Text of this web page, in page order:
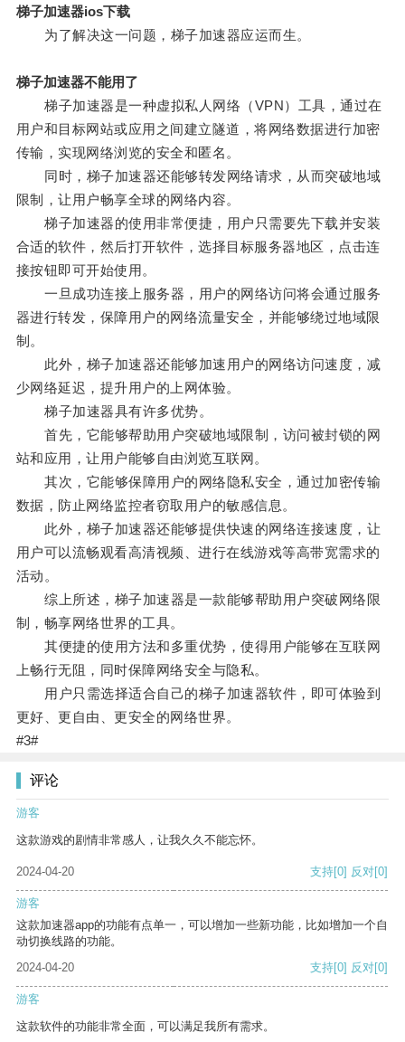
梯子加速器ios下载
为了解决这一问题，梯子加速器应运而生。
梯子加速器不能用了
梯子加速器是一种虚拟私人网络（VPN）工具，通过在
用户和目标网站或应用之间建立隧道，将网络数据进行加密
传输，实现网络浏览的安全和匿名。
同时，梯子加速器还能够转发网络请求，从而突破地域
限制，让用户畅享全球的网络内容。
梯子加速器的使用非常便捷，用户只需要先下载并安装
合适的软件，然后打开软件，选择目标服务器地区，点击连
接按钮即可开始使用。
一旦成功连接上服务器，用户的网络访问将会通过服务
器进行转发，保障用户的网络流量安全，并能够绕过地域限
制。
此外，梯子加速器还能够加速用户的网络访问速度，减
少网络延迟，提升用户的上网体验。
梯子加速器具有许多优势。
首先，它能够帮助用户突破地域限制，访问被封锁的网
站和应用，让用户能够自由浏览互联网。
其次，它能够保障用户的网络隐私安全，通过加密传输
数据，防止网络监控者窃取用户的敏感信息。
此外，梯子加速器还能够提供快速的网络连接速度，让
用户可以流畅观看高清视频、进行在线游戏等高带宽需求的
活动。
综上所述，梯子加速器是一款能够帮助用户突破网络限
制，畅享网络世界的工具。
其便捷的使用方法和多重优势，使得用户能够在互联网
上畅行无阻，同时保障网络安全与隐私。
用户只需选择适合自己的梯子加速器软件，即可体验到
更好、更自由、更安全的网络世界。
#3#
评论
游客
这款游戏的剧情非常感人，让我久久不能忘怀。
2024-04-20 支持[0] 反对[0]
游客
这款加速器app的功能有点单一，可以增加一些新功能，比如增加一个自
动切换线路的功能。
2024-04-20
支持[0] 反对[0]
游客
这款软件的功能非常全面，可以满足我所有需求。